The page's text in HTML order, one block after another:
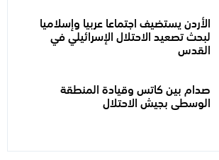
الأردن يستضيف اجتماعا عربيا وإسلاميا
لبحث تصعيد الاحتلال الإسرائيلي في
القدس
صدام بين كاتس وقيادة المنطقة
الوسطى بجيش الاحتلال